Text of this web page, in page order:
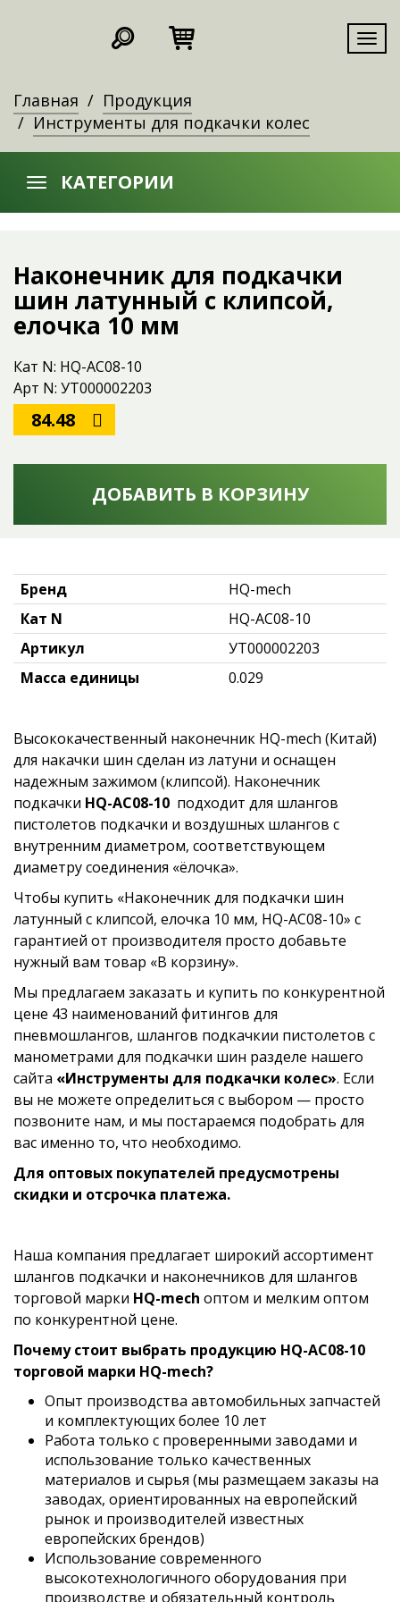
Главная
Продукция
Инструменты для подкачки колес
КАТЕГОРИИ
Наконечник для подкачки
шин латунный с клипсой,
елочка 10 мм
Кат N: HQ-AC08-10
Арт N: УТ000002203
84.48
ДОБАВИТЬ В КОРЗИНУ
Бренд
HQ-mech
Кат N
HQ-AC08-10
Артикул
УТ000002203
Масса единицы
0.029
Высококачественный наконечник HQ-mech (Китай)
для накачки шин сделан из латуни и оснащен
надежным зажимом (клипсой). Наконечник
подкачки HQ-AC08-10 подходит для шлангов
пистолетов подкачки и воздушных шлангов с
внутренним диаметром, соответствующем
диаметру соединения «ёлочка».
Чтобы купить «Наконечник для подкачки шин
латунный с клипсой, елочка 10 мм, HQ-AC08-10» с
гарантией от производителя просто добавьте
нужный вам товар «В корзину».
Мы предлагаем заказать и купить по конкурентной
цене 43 наименований фитингов для
пневмошлангов, шлангов подкачкии пистолетов с
манометрами для подкачки шин разделе нашего
сайта «Инструменты для подкачки колес». Если
вы не можете определиться с выбором — просто
позвоните нам, и мы постараемся подобрать для
вас именно то, что необходимо.
Для оптовых покупателей предусмотрены
скидки и отсрочка платежа.
Наша компания предлагает широкий ассортимент
шлангов подкачки и наконечников для шлангов
торговой марки HQ-mech оптом и мелким оптом
по конкурентной цене.
Почему стоит выбрать продукцию HQ-AC08-10
торговой марки HQ-mech?
Опыт производства автомобильных запчастей
и комплектующих более 10 лет
Работа только с проверенными заводами и
использование только качественных
материалов и сырья (мы размещаем заказы на
заводах, ориентированных на европейский
рынок и производителей известных
европейских брендов)
Использование современного
высокотехнологичного оборудования при
производстве и обязательный контроль